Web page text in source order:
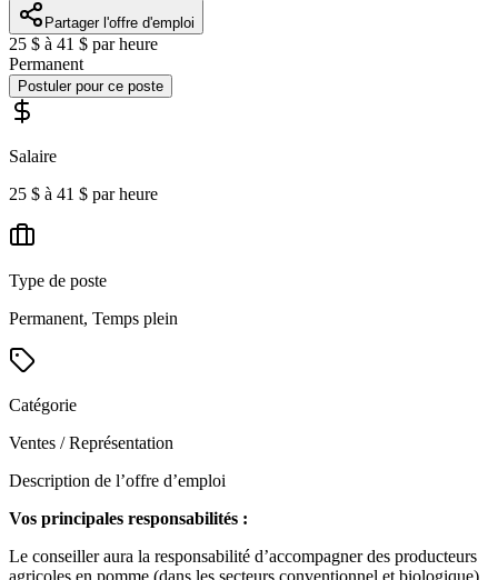
Partager l'offre d'emploi
25 $ à 41 $ par heure
Permanent
Postuler pour ce poste
Salaire
25 $ à 41 $ par heure
Type de poste
Permanent, Temps plein
Catégorie
Ventes / Représentation
Description de l’offre d’emploi
Vos principales responsabilités :
Le conseiller aura la responsabilité d’accompagner des producteurs
agricoles en pomme (dans les secteurs conventionnel et biologique)